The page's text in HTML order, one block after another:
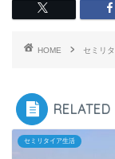
HOME セミリ
セミリタイア生活